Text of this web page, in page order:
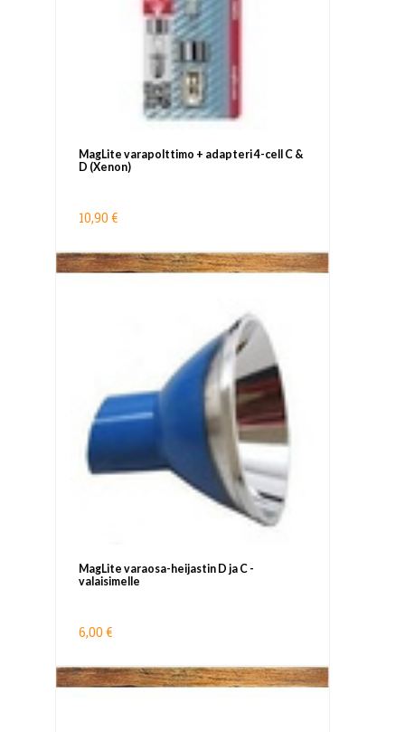
MagLite varapolttimo + adapteri 4-cell C &
D (Xenon)
10,90 €
MagLite varaosa-heijastin D ja C -
valaisimelle
6,00 €